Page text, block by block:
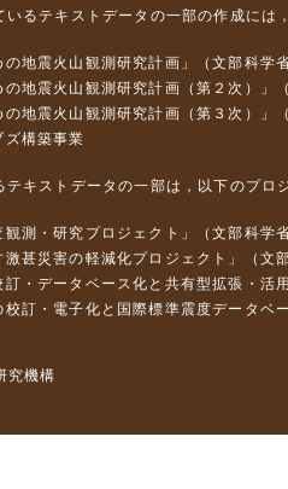
るテキストデータの一部の作成には
の地震火山観測研究計画」（文部科学
の地震火山観測研究計画（第２次）」
の地震火山観測研究計画（第３次）」
ズ構築事業
キストデータの一部は，以下のプロ
観測・研究プロジェクト」（文部科
激甚災害の軽減化プロジェクト」（
訂・データベース化と共有型拡張・
校訂・電子化と国際標準震度データ
究機構